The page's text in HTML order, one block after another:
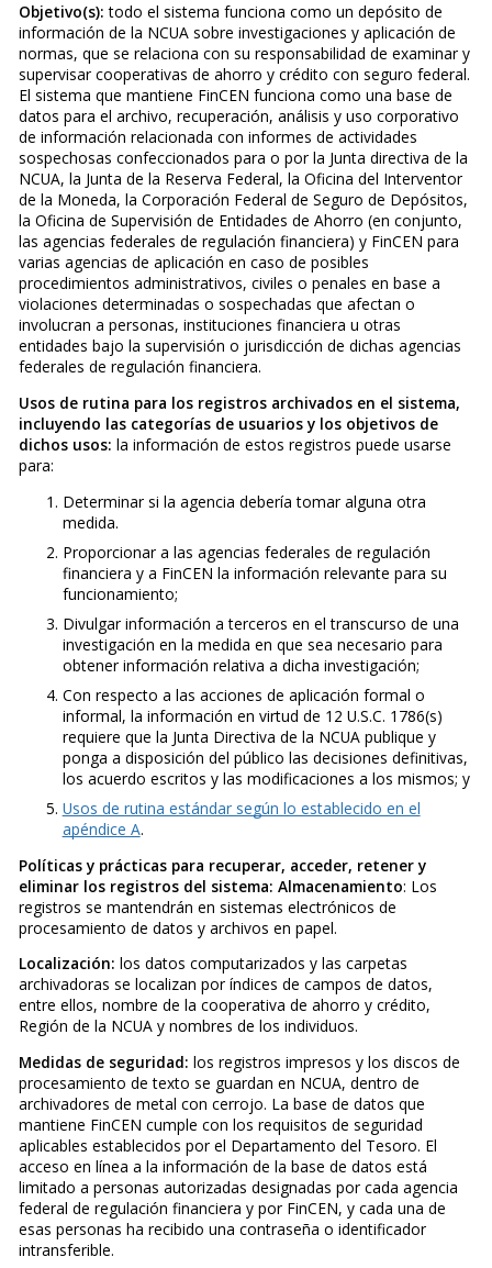
Objetivo(s): todo el sistema funciona como un depósito de
información de la NCUA sobre investigaciones y aplicación de
normas, que se relaciona con su responsabilidad de examinar y
supervisar cooperativas de ahorro y crédito con seguro federal.
El sistema que mantiene FinCEN funciona como una base de
datos para el archivo, recuperación, análisis y uso corporativo
de información relacionada con informes de actividades
sospechosas confeccionados para o por la Junta directiva de la
NCUA, la Junta de la Reserva Federal, la Oficina del Interventor
de la Moneda, la Corporación Federal de Seguro de Depósitos,
la Oficina de Supervisión de Entidades de Ahorro (en conjunto,
las agencias federales de regulación financiera) y FinCEN para
varias agencias de aplicación en caso de posibles
procedimientos administrativos, civiles o penales en base a
violaciones determinadas o sospechadas que afectan o
involucran a personas, instituciones financiera u otras
entidades bajo la supervisión o jurisdicción de dichas agencias
federales de regulación financiera.
Usos de rutina para los registros archivados en el sistema,
incluyendo las categorías de usuarios y los objetivos de
dichos usos: la información de estos registros puede usarse
para:
Determinar si la agencia debería tomar alguna otra
medida.
Proporcionar a las agencias federales de regulación
financiera y a FinCEN la información relevante para su
funcionamiento;
Divulgar información a terceros en el transcurso de una
investigación en la medida en que sea necesario para
obtener información relativa a dicha investigación;
Con respecto a las acciones de aplicación formal o
informal, la información en virtud de 12 U.S.C. 1786(s)
requiere que la Junta Directiva de la NCUA publique y
ponga a disposición del público las decisiones definitivas,
los acuerdo escritos y las modificaciones a los mismos; y
Usos de rutina estándar según lo establecido en el
apéndice A.
Políticas y prácticas para recuperar, acceder, retener y
eliminar los registros del sistema: Almacenamiento: Los
registros se mantendrán en sistemas electrónicos de
procesamiento de datos y archivos en papel.
Localización: los datos computarizados y las carpetas
archivadoras se localizan por índices de campos de datos,
entre ellos, nombre de la cooperativa de ahorro y crédito,
Región de la NCUA y nombres de los individuos.
Medidas de seguridad: los registros impresos y los discos de
procesamiento de texto se guardan en NCUA, dentro de
archivadores de metal con cerrojo. La base de datos que
mantiene FinCEN cumple con los requisitos de seguridad
aplicables establecidos por el Departamento del Tesoro. El
acceso en línea a la información de la base de datos está
limitado a personas autorizadas designadas por cada agencia
federal de regulación financiera y por FinCEN, y cada una de
esas personas ha recibido una contraseña o identificador
intransferible.